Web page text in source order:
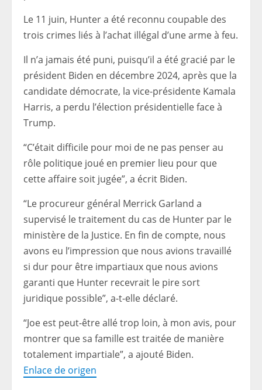
Le 11 juin, Hunter a été reconnu coupable des
trois crimes liés à l’achat illégal d’une arme à feu.
Il n’a jamais été puni, puisqu’il a été gracié par le
président Biden en décembre 2024, après que la
candidate démocrate, la vice-présidente Kamala
Harris, a perdu l’élection présidentielle face à
Trump.
“C’était difficile pour moi de ne pas penser au
rôle politique joué en premier lieu pour que
cette affaire soit jugée”, a écrit Biden.
“Le procureur général Merrick Garland a
supervisé le traitement du cas de Hunter par le
ministère de la Justice. En fin de compte, nous
avons eu l’impression que nous avions travaillé
si dur pour être impartiaux que nous avions
garanti que Hunter recevrait le pire sort
juridique possible”, a-t-elle déclaré.
“Joe est peut-être allé trop loin, à mon avis, pour
montrer que sa famille est traitée de manière
totalement impartiale”, a ajouté Biden.
Enlace de origen